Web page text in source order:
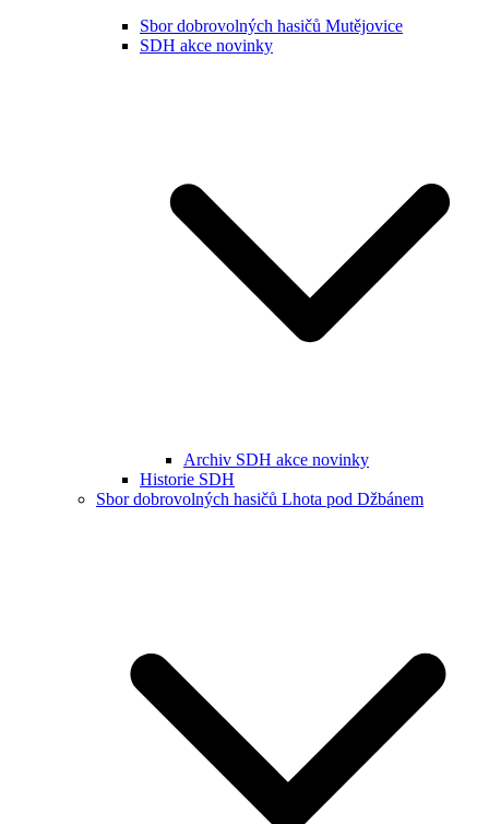
Sbor dobrovolných hasičů Mutějovice
SDH akce novinky
Archiv SDH akce novinky
Historie SDH
Sbor dobrovolných hasičů Lhota pod Džbánem